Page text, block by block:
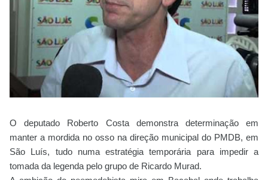
O deputado Roberto Costa demonstra determinação em
manter a mordida no osso na direção municipal do PMDB, em
São Luís, tudo numa estratégia temporária para impedir a
tomada da legenda pelo grupo de Ricardo Murad.